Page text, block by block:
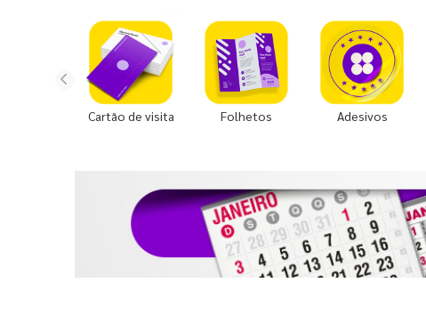
Cartão de visita Folhetos Adesivos